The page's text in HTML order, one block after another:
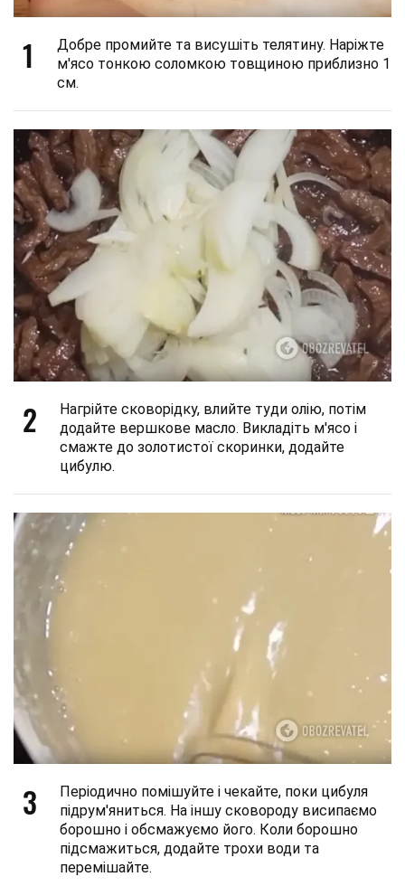
1
Добре промийте та висушіть телятину. Наріжте
м'ясо тонкою соломкою товщиною приблизно 1
см.
2
Нагрійте сковорідку, влийте туди олію, потім
додайте вершкове масло. Викладіть м'ясо і
смажте до золотистої скоринки, додайте
цибулю.
3
Періодично помішуйте і чекайте, поки цибуля
підрум'яниться. На іншу сковороду висипаємо
борошно і обсмажуємо його. Коли борошно
підсмажиться, додайте трохи води та
перемішайте.